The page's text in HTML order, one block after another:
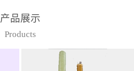
产品展示
Products